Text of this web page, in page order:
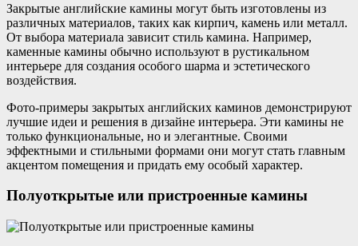
Закрытые английские камины могут быть изготовлены из
различных материалов, таких как кирпич, камень или металл.
От выбора материала зависит стиль камина. Например,
каменные камины обычно используют в рустикальном
интерьере для создания особого шарма и эстетического
воздействия.
Фото-примеры закрытых английских каминов демонстрируют
лучшие идеи и решения в дизайне интерьера. Эти камины не
только функциональные, но и элегантные. Своими
эффектными и стильными формами они могут стать главным
акцентом помещения и придать ему особый характер.
Полуоткрытые или пристроенные камины